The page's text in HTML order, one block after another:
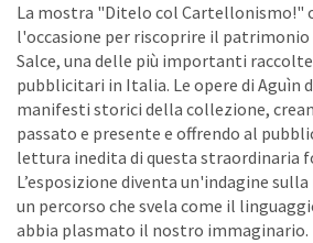
La mostra "Ditelo col Cartellonismo!"
l'occasione per riscoprire il
Salce, una delle più importanti
pubblicitari in Italia. Le opere di Aguìn
manifesti storici della collezione,
passato e presente e offrendo al
lettura inedita di questa straordinaria
L’esposizione diventa un'indagine
un percorso che svela come il
abbia plasmato il nostro immaginario.